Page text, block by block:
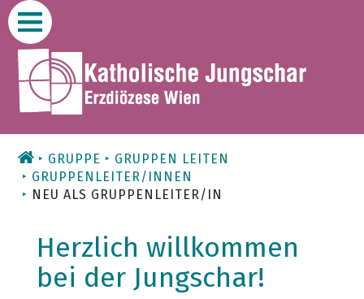
Zum
Inhalt
GRUPPE
GRUPPEN LEITEN
GRUPPENLEITER/INNEN
NEU ALS GRUPPENLEITER/IN
Herzlich willkommen
bei der Jungschar!